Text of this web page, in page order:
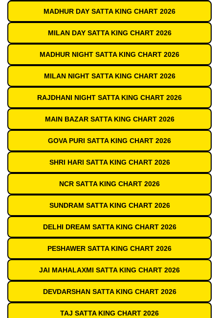
MADHUR DAY SATTA KING CHART 2026
MILAN DAY SATTA KING CHART 2026
MADHUR NIGHT SATTA KING CHART 2026
MILAN NIGHT SATTA KING CHART 2026
RAJDHANI NIGHT SATTA KING CHART 2026
MAIN BAZAR SATTA KING CHART 2026
GOVA PURI SATTA KING CHART 2026
SHRI HARI SATTA KING CHART 2026
NCR SATTA KING CHART 2026
SUNDRAM SATTA KING CHART 2026
DELHI DREAM SATTA KING CHART 2026
PESHAWER SATTA KING CHART 2026
JAI MAHALAXMI SATTA KING CHART 2026
DEVDARSHAN SATTA KING CHART 2026
TAJ SATTA KING CHART 2026